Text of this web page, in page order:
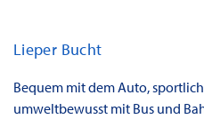
Lieper Bucht
Bequem mit dem Auto,
umweltbewusst mit Bus und